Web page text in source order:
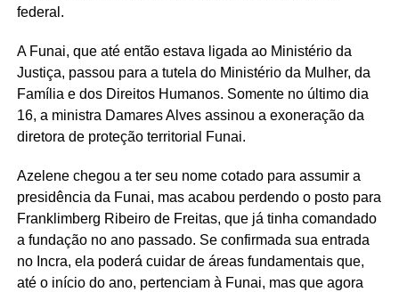
federal.
A Funai, que até então estava ligada ao Ministério da
Justiça, passou para a tutela do Ministério da Mulher, da
Família e dos Direitos Humanos. Somente no último dia
16, a ministra Damares Alves assinou a exoneração da
diretora de proteção territorial Funai.
Azelene chegou a ter seu nome cotado para assumir a
presidência da Funai, mas acabou perdendo o posto para
Franklimberg Ribeiro de Freitas, que já tinha comandado
a fundação no ano passado. Se confirmada sua entrada
no Incra, ela poderá cuidar de áreas fundamentais que,
até o início do ano, pertenciam à Funai, mas que agora